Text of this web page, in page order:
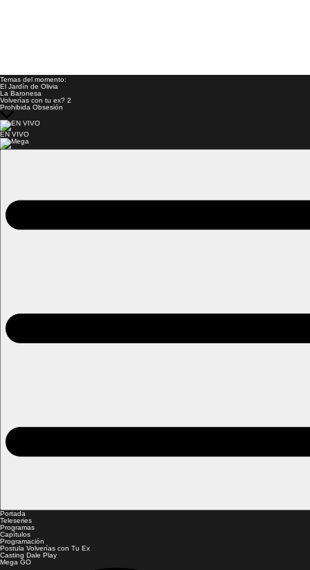
Temas del momento:
El Jardín de Olivia
La Baronesa
Volverías con tu ex? 2
Prohibida Obsesión
EN VIVO
Portada
Teleseries
Programas
Capítulos
Programación
Postula Volverías con Tu Ex
Casting Dale Play
Mega GO